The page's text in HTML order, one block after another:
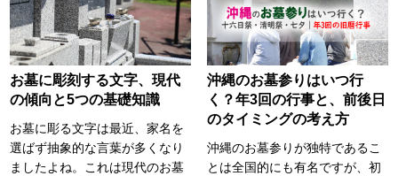
お墓に彫刻する文字、現代
の傾向と5つの基礎知識
お墓に彫る文字は最近、家名を
選ばず抽象的な言葉が多くなり
ましたよね。これは現代のお墓
沖縄のお墓参りはいつ行
く？年3回の行事と、前後日
のタイミングの考え方
沖縄のお墓参りが独特であるこ
とは全国的にも有名ですが、初